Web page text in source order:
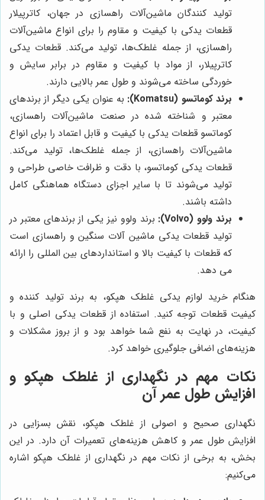
تولید کنندگان ماشین‌آلات راهسازی در جهان، کاترپیلار
قطعات یدکی با کیفیت و مقاوم را برای انواع ماشین‌آلات
راهسازی، از جمله غلطک‌ها، تولید می‌کند. قطعات یدکی
کاترپیلار، از مواد با کیفیت و مقاوم در برابر سایش و
خوردگی ساخته می‌شوند و طول عمر بالایی دارند.
برند کوماتسو (Komatsu):
به عنوان یکی دیگر از برندهای
معتبر و شناخته شده در صنعت ماشین‌آلات راهسازی،
کوماتسو قطعات یدکی با کیفیت و قابل اعتماد را برای انواع
ماشین‌آلات راهسازی، از جمله غلطک‌ها، تولید می‌کند.
قطعات یدکی کوماتسو، با دقت و ظرافت خاصی طراحی و
تولید می‌شوند تا با سایر اجزای دستگاه هماهنگی کامل
داشته باشند.
برند ولوو (Volvo):
برند ولوو نیز یکی از برندهای معتبر در
تولید قطعات یدکی ماشین آلات سنگین و راهسازی است
که قطعات با کیفیت بالا و استانداردهای بین المللی را ارائه
می دهد.
هنگام خرید لوازم یدکی غلطک هپکو، به برند تولید کننده و
کیفیت قطعات توجه کنید. استفاده از قطعات یدکی اصلی و با
کیفیت، در نهایت به نفع شما خواهد بود و از بروز مشکلات و
هزینه‌های اضافی جلوگیری خواهد کرد.
نکات مهم در نگهداری از غلطک هپکو و
افزایش طول عمر آن
نگهداری صحیح و اصولی از غلطک هپکو، نقش بسزایی در
افزایش طول عمر و کاهش هزینه‌های تعمیرات آن دارد. در این
بخش، به برخی از نکات مهم در نگهداری از غلطک هپکو اشاره
می‌کنیم: